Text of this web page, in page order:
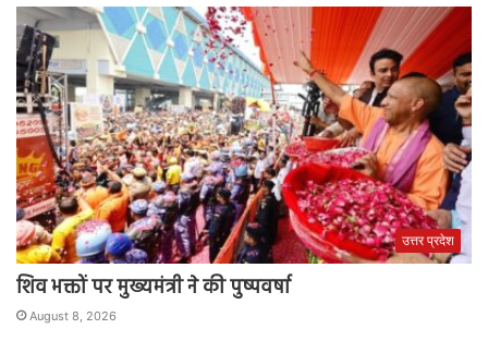
उत्तर प्रदेश
शिव भक्तों पर मुख्यमंत्री ने की पुष्पवर्षा
August 8, 2026